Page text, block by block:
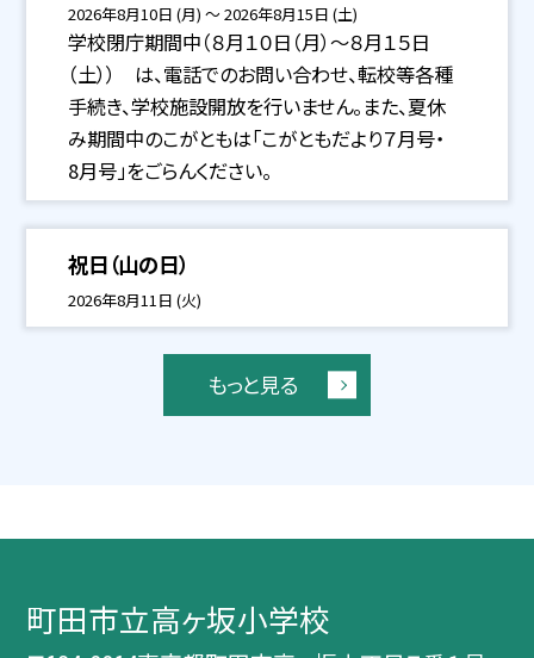
2026年8月10日 (月) ～ 2026年8月15日 (土)
学校閉庁期間中（８月１０日（月）〜８月１５日
（土）） は、電話でのお問い合わせ、転校等各種
手続き、学校施設開放を行いません。また、夏休
み期間中のこがともは「こがともだより７月号・
8月号」をごらんください。
祝日（山の日）
2026年8月11日 (火)
もっと見る
町田市立高ヶ坂小学校